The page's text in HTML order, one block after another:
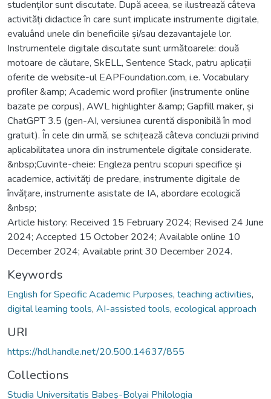
studenților sunt discutate. După aceea, se ilustrează câteva
activități didactice în care sunt implicate instrumente digitale,
evaluând unele din beneficiile și/sau dezavantajele lor.
Instrumentele digitale discutate sunt următoarele: două
motoare de căutare, SkELL, Sentence Stack, patru aplicații
oferite de website-ul EAPFoundation.com, i.e. Vocabulary
profiler &amp; Academic word profiler (instrumente online
bazate pe corpus), AWL highlighter &amp; Gapfill maker, și
ChatGPT 3.5 (gen-AI, versiunea curentă disponibilă în mod
gratuit). În cele din urmă, se schițează câteva concluzii privind
aplicabilitatea unora din instrumentele digitale considerate.
&nbsp;Cuvinte-cheie: Engleza pentru scopuri specifice și
academice, activități de predare, instrumente digitale de
învățare, instrumente asistate de IA, abordare ecologică
&nbsp;
Article history: Received 15 February 2024; Revised 24 June
2024; Accepted 15 October 2024; Available online 10
December 2024; Available print 30 December 2024.
Keywords
English for Specific Academic Purposes, teaching activities,
digital learning tools, AI-assisted tools, ecological approach
URI
https://hdl.handle.net/20.500.14637/855
Collections
Studia Universitatis Babeș-Bolyai Philologia